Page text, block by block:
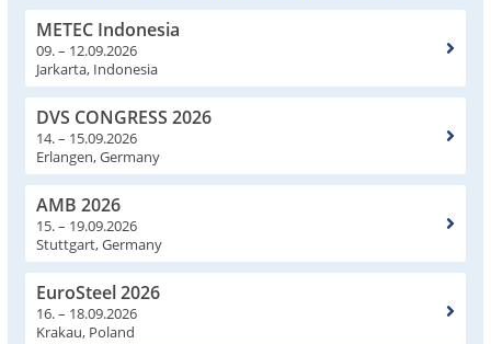
METEC Indonesia
09. – 12.09.2026
Jarkarta, Indonesia
DVS CONGRESS 2026
14. – 15.09.2026
Erlangen, Germany
AMB 2026
15. – 19.09.2026
Stuttgart, Germany
EuroSteel 2026
16. – 18.09.2026
Krakau, Poland